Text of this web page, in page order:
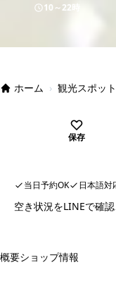
10～22時
ホーム › 観光スポット
保存
当日予約OK 日本語対
空き状況をLINEで確
概要ショップ情報